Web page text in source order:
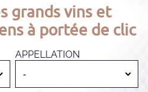
grands vins et
à portée de clic
APPELLATION